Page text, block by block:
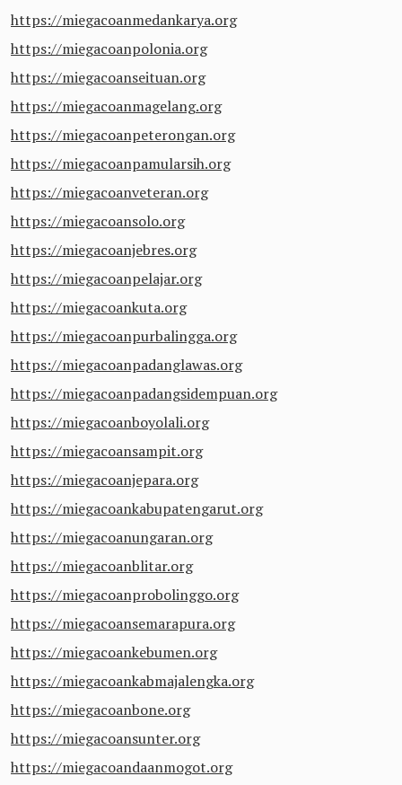
https://miegacoanmedankarya.org
https://miegacoanpolonia.org
https://miegacoanseituan.org
https://miegacoanmagelang.org
https://miegacoanpeterongan.org
https://miegacoanpamularsih.org
https://miegacoanveteran.org
https://miegacoansolo.org
https://miegacoanjebres.org
https://miegacoanpelajar.org
https://miegacoankuta.org
https://miegacoanpurbalingga.org
https://miegacoanpadanglawas.org
https://miegacoanpadangsidempuan.org
https://miegacoanboyolali.org
https://miegacoansampit.org
https://miegacoanjepara.org
https://miegacoankabupatengarut.org
https://miegacoanungaran.org
https://miegacoanblitar.org
https://miegacoanprobolinggo.org
https://miegacoansemarapura.org
https://miegacoankebumen.org
https://miegacoankabmajalengka.org
https://miegacoanbone.org
https://miegacoansunter.org
https://miegacoandaanmogot.org